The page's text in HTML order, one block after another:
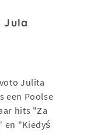
Jula
Julita
een Poolse
hits "Za
en "Kiedyś